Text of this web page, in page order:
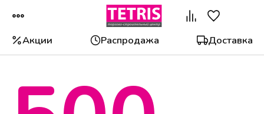
Акции Распродажа Доставка